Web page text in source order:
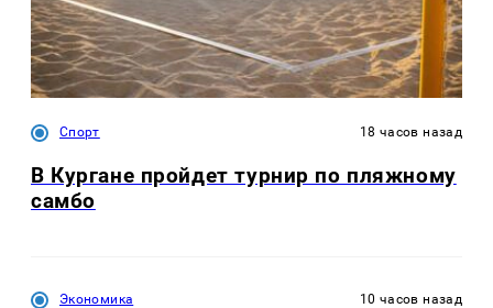
Спорт 18 часов назад
В Кургане пройдет турнир по пляжному
самбо
Экономика 10 часов назад